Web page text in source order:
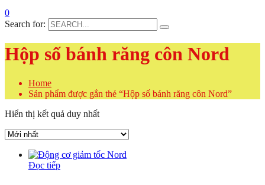
0
Search for:
Hộp số bánh răng côn Nord
Home
Sản phẩm được gắn thẻ “Hộp số bánh răng côn Nord”
Hiển thị kết quả duy nhất
Đọc tiếp